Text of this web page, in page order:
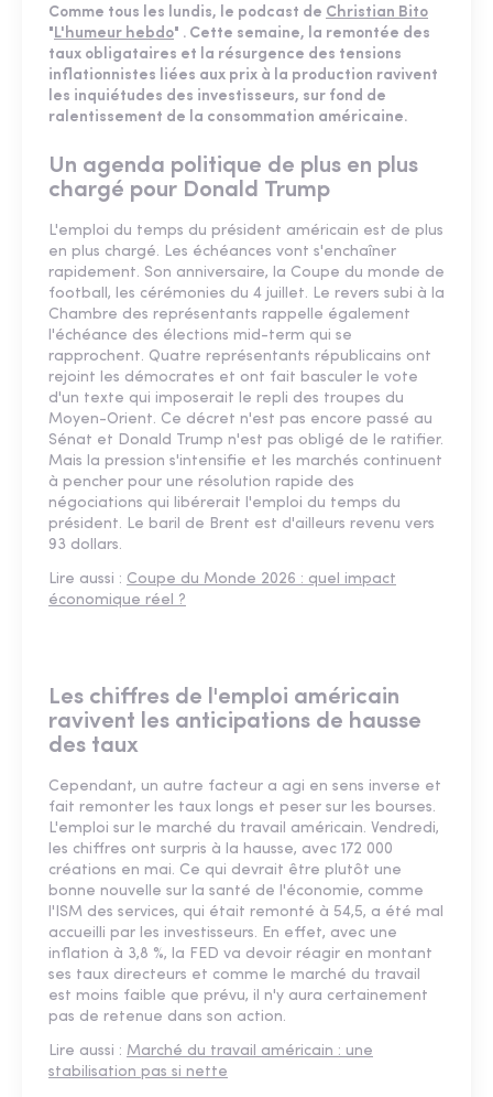
Comme tous les lundis, le podcast de Christian Bito
"L'humeur hebdo" . Cette semaine, la remontée des
taux obligataires et la résurgence des tensions
inflationnistes liées aux prix à la production ravivent
les inquiétudes des investisseurs, sur fond de
ralentissement de la consommation américaine.
Un agenda politique de plus en plus
chargé pour Donald Trump
L'emploi du temps du président américain est de plus
en plus chargé. Les échéances vont s'enchaîner
rapidement. Son anniversaire, la Coupe du monde de
football, les cérémonies du 4 juillet. Le revers subi à la
Chambre des représentants rappelle également
l'échéance des élections mid-term qui se
rapprochent. Quatre représentants républicains ont
rejoint les démocrates et ont fait basculer le vote
d'un texte qui imposerait le repli des troupes du
Moyen-Orient. Ce décret n'est pas encore passé au
Sénat et Donald Trump n'est pas obligé de le ratifier.
Mais la pression s'intensifie et les marchés continuent
à pencher pour une résolution rapide des
négociations qui libérerait l'emploi du temps du
président. Le baril de Brent est d'ailleurs revenu vers
93 dollars.
Lire aussi : Coupe du Monde 2026 : quel impact
économique réel ?
Les chiffres de l'emploi américain
ravivent les anticipations de hausse
des taux
Cependant, un autre facteur a agi en sens inverse et
fait remonter les taux longs et peser sur les bourses.
L'emploi sur le marché du travail américain. Vendredi,
les chiffres ont surpris à la hausse, avec 172 000
créations en mai. Ce qui devrait être plutôt une
bonne nouvelle sur la santé de l'économie, comme
l'ISM des services, qui était remonté à 54,5, a été mal
accueilli par les investisseurs. En effet, avec une
inflation à 3,8 %, la FED va devoir réagir en montant
ses taux directeurs et comme le marché du travail
est moins faible que prévu, il n'y aura certainement
pas de retenue dans son action.
Lire aussi : Marché du travail américain : une
stabilisation pas si nette